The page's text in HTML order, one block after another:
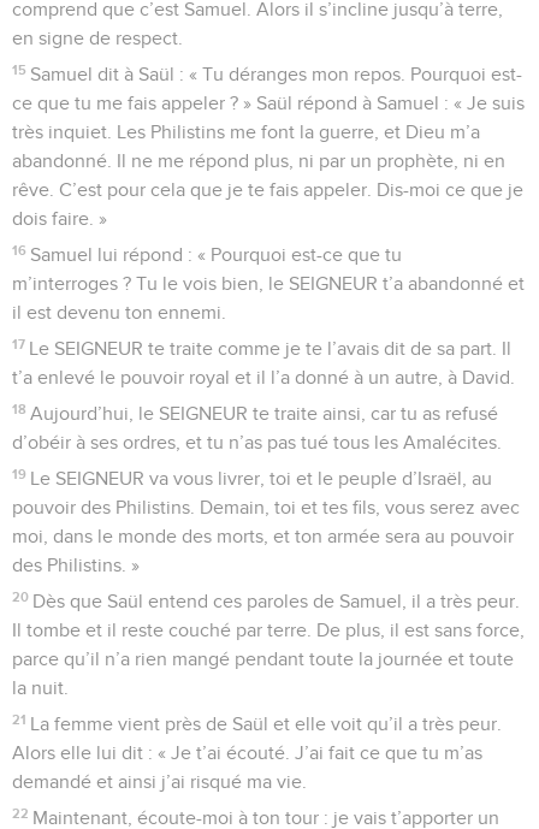
comprend que c’est Samuel. Alors il s’incline jusqu’à terre,
en signe de respect.
15 Samuel dit à Saül : « Tu déranges mon repos. Pourquoi est-
ce que tu me fais appeler ? » Saül répond à Samuel : « Je suis
très inquiet. Les Philistins me font la guerre, et Dieu m’a
abandonné. Il ne me répond plus, ni par un prophète, ni en
rêve. C’est pour cela que je te fais appeler. Dis-moi ce que je
dois faire. »
16 Samuel lui répond : « Pourquoi est-ce que tu
m’interroges ? Tu le vois bien, le SEIGNEUR t’a abandonné et
il est devenu ton ennemi.
17 Le SEIGNEUR te traite comme je te l’avais dit de sa part. Il
t’a enlevé le pouvoir royal et il l’a donné à un autre, à David.
18 Aujourd’hui, le SEIGNEUR te traite ainsi, car tu as refusé
d’obéir à ses ordres, et tu n’as pas tué tous les Amalécites.
19 Le SEIGNEUR va vous livrer, toi et le peuple d’Israël, au
pouvoir des Philistins. Demain, toi et tes fils, vous serez avec
moi, dans le monde des morts, et ton armée sera au pouvoir
des Philistins. »
20 Dès que Saül entend ces paroles de Samuel, il a très peur.
Il tombe et il reste couché par terre. De plus, il est sans force,
parce qu’il n’a rien mangé pendant toute la journée et toute
la nuit.
21 La femme vient près de Saül et elle voit qu’il a très peur.
Alors elle lui dit : « Je t’ai écouté. J’ai fait ce que tu m’as
demandé et ainsi j’ai risqué ma vie.
22 Maintenant, écoute-moi à ton tour : je vais t’apporter un